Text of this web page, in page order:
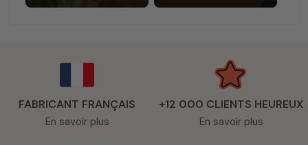
FABRICANT FRANÇAIS
En savoir plus
+12 000 CLIENTS HEUREUX
En savoir plus